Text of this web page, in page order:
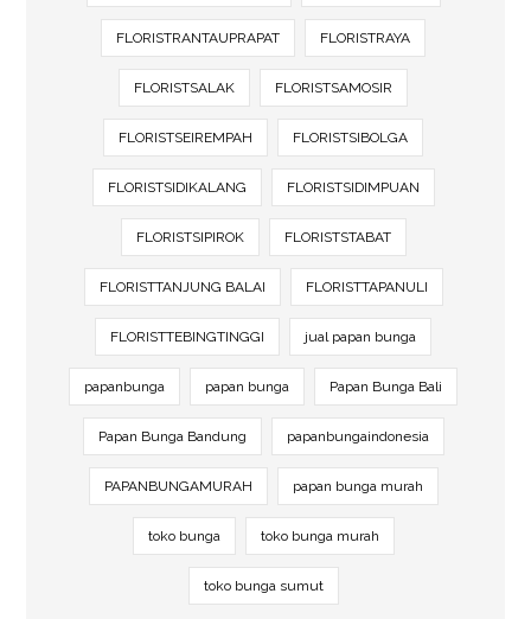
FLORISTRANTAUPRAPAT FLORISTRAYA
FLORISTSALAK FLORISTSAMOSIR
FLORISTSEIREMPAH FLORISTSIBOLGA
FLORISTSIDIKALANG FLORISTSIDIMPUAN
FLORISTSIPIROK FLORISTSTABAT
FLORISTTANJUNG BALAI FLORISTTAPANULI
FLORISTTEBINGTINGGI jual papan bunga
papanbunga papan bunga Papan Bunga Bali
Papan Bunga Bandung papanbungaindonesia
PAPANBUNGAMURAH papan bunga murah
toko bunga toko bunga murah
toko bunga sumut